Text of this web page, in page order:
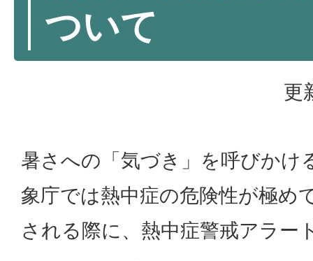
ついて
更
暑さへの「気づき」を呼びかけ
象庁では熱中症の危険性が極め
される際に、熱中症警戒アラー